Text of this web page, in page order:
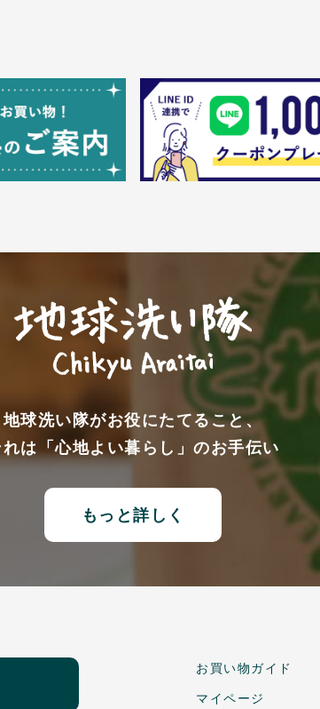
地球洗い隊がお役にたてること、
れは「心地よい暮らし」のお手伝い
もっと詳しく
お買い物ガイド
マイページ